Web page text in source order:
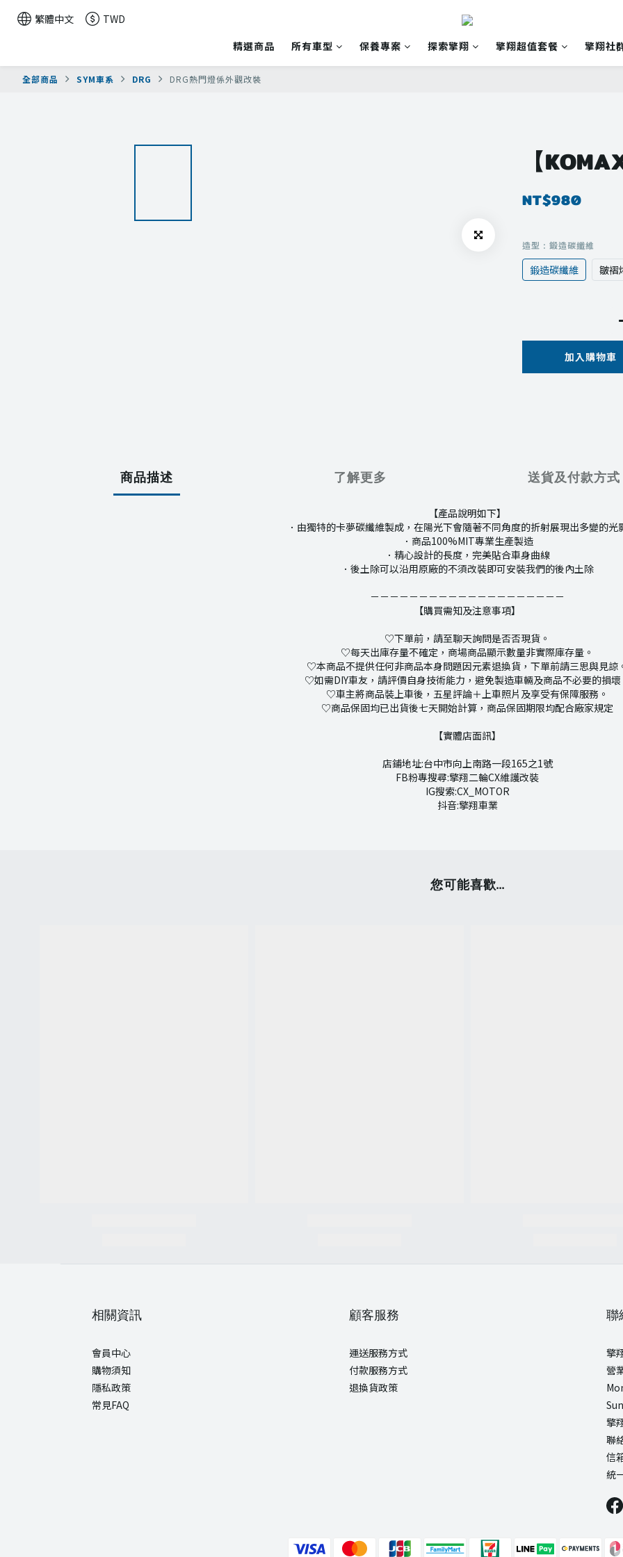
繁體中文
TWD
精選商品
所有車型 保養專案 探索擎翔 擎翔超值套餐 擎翔社
全部商品 SYM車系 DRG DRG熱門燈係外觀改裝
【
NT$980
造型 : 鍛造碳纖維
鍛造碳纖維 皺褶
加入購物車
商品描述 了解更多 送貨及付款方式
【產品說明如下】
．由獨特的卡夢碳纖維製成，在陽光下會隨著不同角度的折射展現出多變的光
．商品100%MIT專業生產製造
．精心設計的長度，完美貼合車身曲線
．後土除可以沿用原廠的不須改裝即可安裝我們的後內土除
－－－－－－－－－－－－－－－－－－－－
【購買需知及注意事項】
♡下單前，請至聊天詢問是否否現貨。
♡每天出庫存量不確定，商場商品顯示數量非實際庫存量。
♡本商品不提供任何非商品本身問題因元素退換貨，下單前請三思與見諒
♡如需DIY車友，請評價自身技術能力，避免製造車輛及商品不必要的損壞
♡車主將商品裝上車後，五星評論＋上車照片及享受有保障服務。
♡商品保固均已出貨後七天開始計算，商品保固期限均配合廠家規定
【實體店面訊】
店鋪地址:台中市向上南路一段165之1號
FB粉專搜尋:擎翔二輪CX維護改裝
IG搜索:CX_MOTOR
抖音:擎翔車業
您可能喜歡...
相關資訊
會員中心
購物須知
隱私政策
常見FAQ
顧客服務
運送服務方式
付款服務方式
退換貨政策
聯
擎
營
擎
聯
信
統